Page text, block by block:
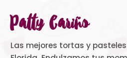
Patty Cariño
Las mejores tortas y